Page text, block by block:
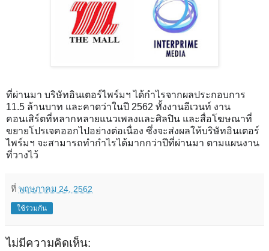
ที่ผ่านมา บริษัทอินเตอร์ไพร์มฯ ได้กำไรจากผลประกอบการ
11.5 ล้านบาท และคาดว่าในปี 2562 ทั้งงานอีเวนท์ งาน
คอนเสิร์ตที่หลากหลายแนวเพลงและศิลปิน และสื่อโฆษณาที่
ขยายโปรเจคออกไปอย่างต่อเนื่อง ซึ่งจะส่งผลให้บริษัทอินเตอร์
ไพร์มฯ จะสามารถทำกำไรได้มากกว่าปีที่ผ่านมา ตามแผนงาน
ที่วางไว้
ที่ พฤษภาคม 24, 2562
ใช้ร่วมกัน
ไม่มีความคิดเห็น: